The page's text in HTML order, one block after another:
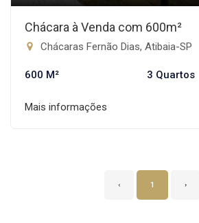
Chácara à Venda com 600m²
Chácaras Fernão Dias, Atibaia-SP
600 M² 3 Quartos
Mais informações
‹ 1 ›